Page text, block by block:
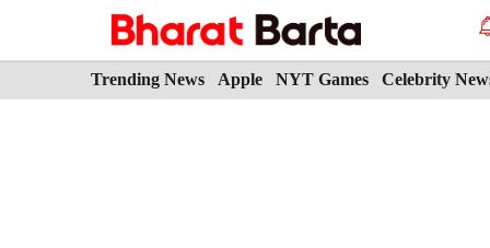
Trending News Apple NYT Games Celebrity